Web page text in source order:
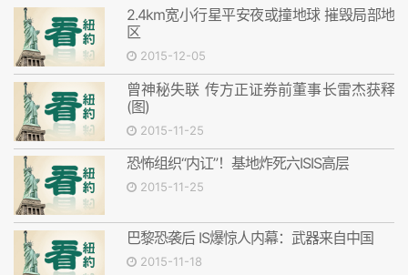
2.4km宽小行星平安夜或撞地球 摧毁局部地
区
2015-12-05
曾神秘失联 传方正证券前董事长雷杰获释
(图)
2015-11-25
恐怖组织“内讧”！基地炸死六ISIS高层
2015-11-25
巴黎恐袭后 IS爆惊人内幕：武器来自中国
2015-11-18